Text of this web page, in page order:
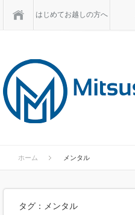
はじめてお越しの方へ
ホーム メンタル
タグ：メンタル